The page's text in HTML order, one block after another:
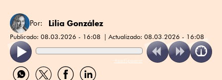
Por: Lilia González
Publicado: 08.03.2026 - 16:08 Actualizado: 08.03.2026 - 16:08
ReadSpeaker
Compartir
por
Compartir
por
Compartir
por
Compartir
por